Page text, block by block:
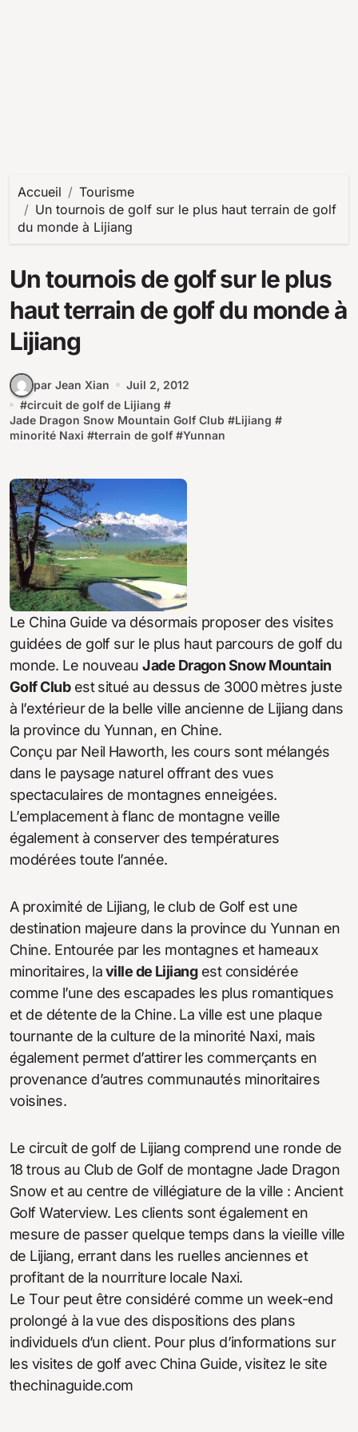
Accueil
Tourisme
Un tournois de golf sur le plus haut terrain de golf
du monde à Lijiang
Un tournois de golf sur le plus
haut terrain de golf du monde à
Lijiang
par Jean Xian
Juil 2, 2012
#circuit de golf de Lijiang #
Jade Dragon Snow Mountain Golf Club #Lijiang #
minorité Naxi #terrain de golf #Yunnan
Le China Guide va désormais proposer des visites
guidées de golf sur le plus haut parcours de golf du
monde. Le nouveauJade Dragon Snow Mountain
Golf Clubest situé au dessus de 3000 mètres juste
à l’extérieur de la belle ville ancienne de Lijiang dans
la province du Yunnan, en Chine.
Conçu par Neil Haworth, les cours sont mélangés
dans le paysage naturel offrant des vues
spectaculaires de montagnes enneigées.
L’emplacement à flanc de montagne veille
également à conserver des températures
modérées toute l’année.
A proximité de Lijiang, le club de Golf est une
destination majeure dans la province du Yunnan en
Chine. Entourée par les montagnes et hameaux
minoritaires, laville de Lijiangest considérée
comme l’une des escapades les plus romantiques
et de détente de la Chine. La ville est une plaque
tournante de la culture de la minorité Naxi, mais
également permet d’attirer les commerçants en
provenance d’autres communautés minoritaires
voisines.
Le circuit de golf de Lijiang comprend une ronde de
18 trous au Club de Golf de montagne Jade Dragon
Snow et au centre de villégiature de la ville : Ancient
Golf Waterview. Les clients sont également en
mesure de passer quelque temps dans la vieille ville
de Lijiang, errant dans les ruelles anciennes et
profitant de la nourriture locale Naxi.
Le Tour peut être considéré comme un week-end
prolongé à la vue des dispositions des plans
individuels d’un client. Pour plus d’informations sur
les visites de golf avec China Guide, visitez le site
thechinaguide.com